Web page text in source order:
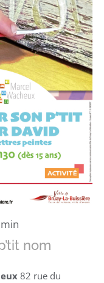
nom
82 rue du